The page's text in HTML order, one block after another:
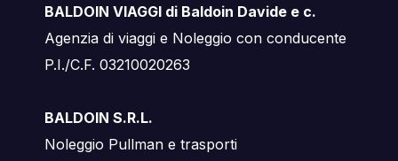
BALDOIN VIAGGI di Baldoin Davide e c.
Agenzia di viaggi e Noleggio con conducente
P.I./C.F. 03210020263
BALDOIN S.R.L.
Noleggio Pullman e trasporti